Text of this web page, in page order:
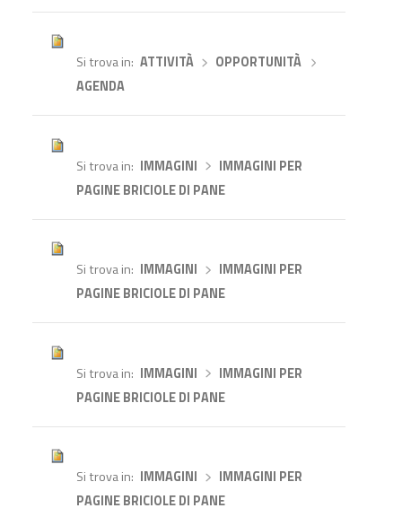
Si trova in ATTIVITÀ› OPPORTUNITÀ
AGENDA
Si trova in IMMAGINI
IMMAGINI PER
PAGINE BRICIOLE DI PANE
Si trova in IMMAGINI
IMMAGINI PER
PAGINE BRICIOLE DI PANE
Si trova in IMMAGINI
IMMAGINI PER
PAGINE BRICIOLE DI PANE
Si trova in IMMAGINI
IMMAGINI PER
PAGINE BRICIOLE DI PANE